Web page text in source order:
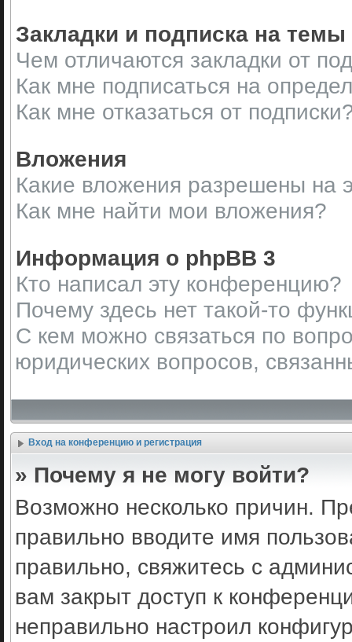
Закладки и подписка на темы
Чем отличаются закладки от
Как мне подписаться на
Как мне отказаться от
Вложения
Какие вложения разрешены на
Как мне найти мои вложения?
Информация о phpBB 3
Кто написал эту конференцию?
Почему здесь нет такой-то
С кем можно связаться по
юридических вопросов,
Вход на конференцию и регистрация
» Почему я не могу войти?
Возможно несколько причин.
правильно вводите имя
правильно, свяжитесь с
вам закрыт доступ к
неправильно настроил